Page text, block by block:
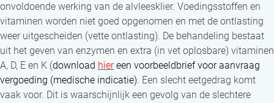
onvoldoende werking van de alvleesklier. Voedingsstoffen en
vitaminen worden niet goed opgenomen en met de ontlasting
weer uitgescheiden (vette ontlasting). De behandeling bestaat
uit het geven van enzymen en extra (in vet oplosbare) vitaminen
A, D, E en K (download hiereen voorbeeldbrief voor aanvraag
vergoeding (medische indicatie). Een slecht eetgedrag komt
vaak voor. Dit is waarschijnlijk een gevolg van de slechtere